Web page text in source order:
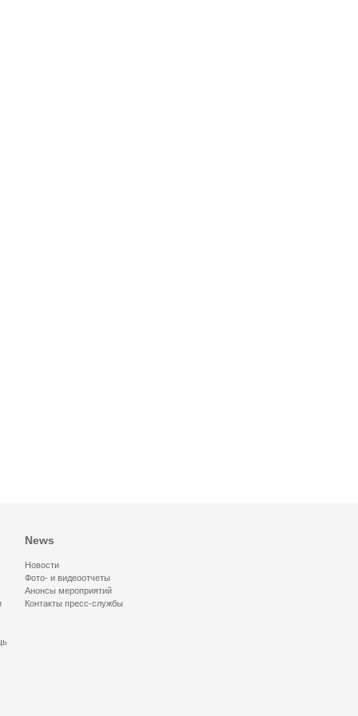
News
Новости
Фото- и видеоотчеты
Анонсы мероприятий
Контакты пресс-службы